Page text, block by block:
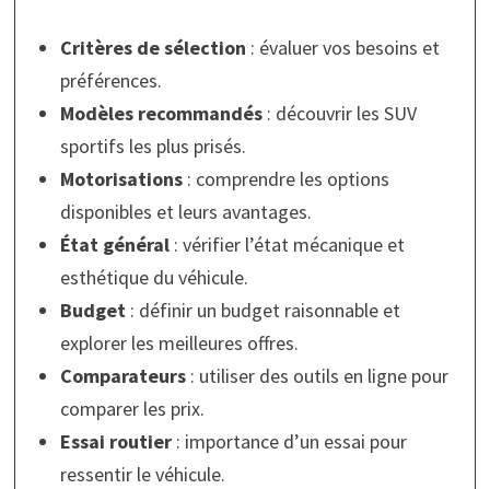
Critères de sélection : évaluer vos besoins et
préférences.
Modèles recommandés: découvrir les SUV
sportifs les plus prisés.
Motorisations: comprendre les options
disponibles et leurs avantages.
État général: vérifier l’état mécanique et
esthétique du véhicule.
Budget: définir un budget raisonnable et
explorer les meilleures offres.
Comparateurs: utiliser des outils en ligne pour
comparer les prix.
Essai routier: importance d’un essai pour
ressentir le véhicule.